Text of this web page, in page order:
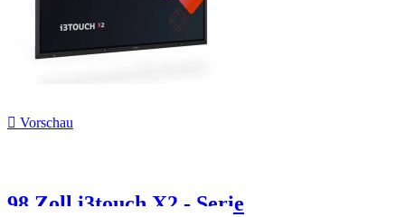
 Vorschau
98 Zoll i3touch X2 - Serie